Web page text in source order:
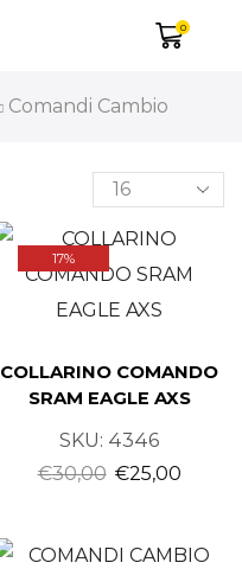
0
Comandi Cambio
17%
COLLARINO COMANDO
SRAM EAGLE AXS
SKU: 4346
€30,00 €25,00